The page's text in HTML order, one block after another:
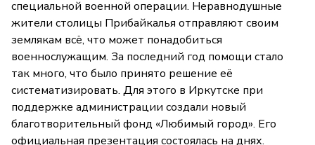
специальной военной операции. Неравнодушные
жители столицы Прибайкалья отправляют своим
землякам всё, что может понадобиться
военнослужащим. За последний год помощи стало
так много, что было принято решение её
систематизировать. Для этого в Иркутске при
поддержке администрации создали новый
благотворительный фонд «Любимый город». Его
официальная презентация состоялась на днях.